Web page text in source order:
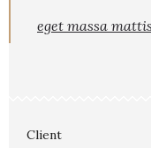
eget massa
Client